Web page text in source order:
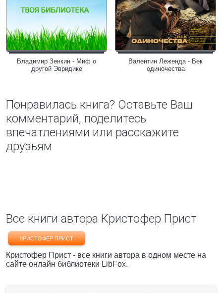
Владимир Зенкин - Миф о
другой Эвридике
Валентин Леженда - Век
одиночества
Понравилась книга? Оставьте Ваш
комментарий, поделитесь
впечатлениями или расскажите
друзьям
Все книги автора Кристофер Прист
КРИСТОФЕР ПРИСТ
Кристофер Прист - все книги автора в одном месте на
сайте онлайн библиотеки LibFox.